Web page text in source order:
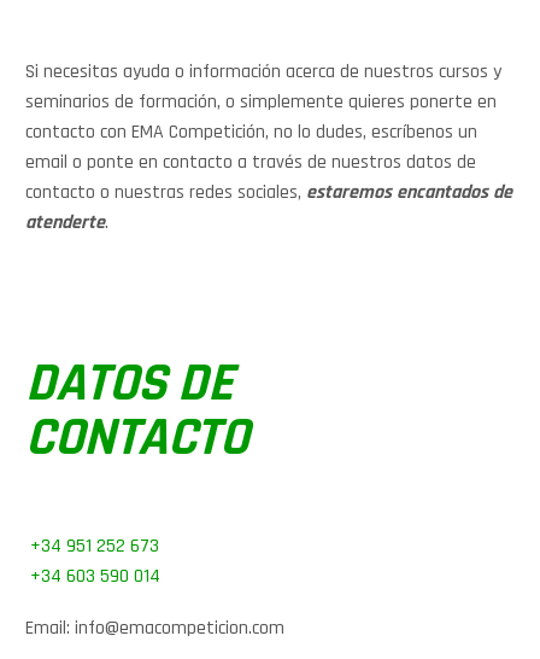
Si necesitas ayuda o información acerca de nuestros cursos y
seminarios de formación, o simplemente quieres ponerte en
contacto con EMA Competición, no lo dudes, escríbenos un
email o ponte en contacto a través de nuestros datos de
contacto o nuestras redes sociales, estaremos encantados de
atenderte.
DATOS DE
CONTACTO
+34 951 252 673
+34 603 590 014
Email: info@emacompeticion.com